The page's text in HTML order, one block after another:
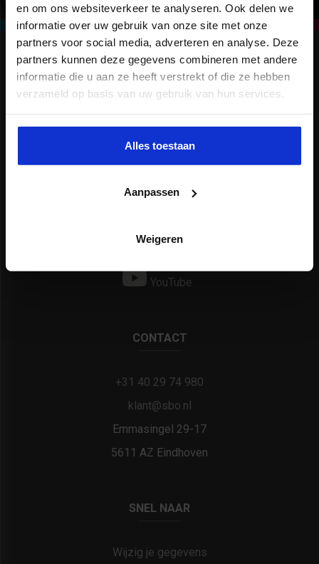
en om ons websiteverkeer te analyseren. Ook delen we
informatie over uw gebruik van onze site met onze
partners voor social media, adverteren en analyse. Deze
partners kunnen deze gegevens combineren met andere
informatie die u aan ze heeft verstrekt of die ze hebben
verzameld op basis van uw gebruik van hun services.
Alles toestaan
Aanpassen
Weigeren
VOLG ONS
YouTube
CONTACT
+31 40 29 74 980
klant@sbo.nl
Emmasingel 29-17
5611 AZ Eindhoven
SNEL NAAR
Wijzig je gegevens